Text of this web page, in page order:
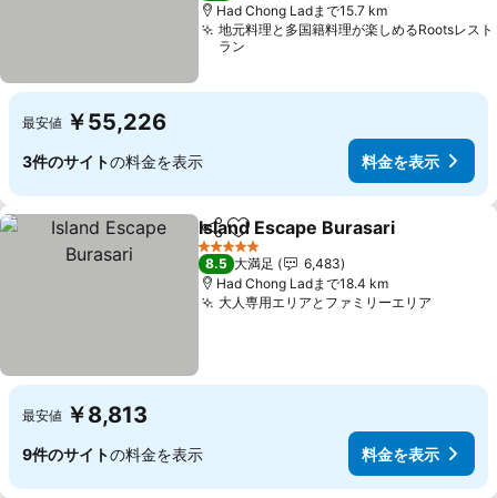
Had Chong Ladまで15.7 km
地元料理と多国籍料理が楽しめるRootsレスト
ラン
最安値 ￥55,226
3件のサイトの料金を表示 料金を表示
シェアお気に入りに追加
Island Escape Burasari
5 ホテルのランク
8.5 大満足
6,483
Had Chong Ladまで18.4 km
大人専用エリアとファミリーエリア
最安値 ￥8,813
9件のサイトの料金を表示 料金を表示